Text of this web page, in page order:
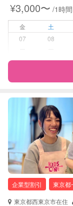
病児対応
障がい児対応
レッスン
定期予約
お子様の撮影
（定期特典）
¥3,000〜 /1時間
金 土
07
08
特徴 料金
サポートの特徴
資格
企業型割引 東京都
東京都西東京市在住